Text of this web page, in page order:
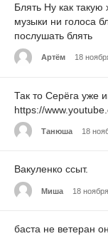
Блять Ну как
музыки ни голоса
послушать блять
Артём 18
Так то Серёга уже
https://
Танюша 18
Вакуленко ссыт.
Миша 18
баста не ветеран